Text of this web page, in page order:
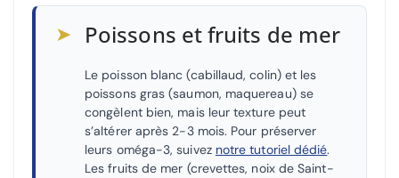
➤ Poissons et fruits de mer
Le poisson blanc (cabillaud, colin) et les
poissons gras (saumon, maquereau) se
congèlent bien, mais leur texture peut
s’altérer après 2-3 mois. Pour préserver
leurs oméga-3, suivez notre tutoriel dédié.
Les fruits de mer (crevettes, noix de Saint-